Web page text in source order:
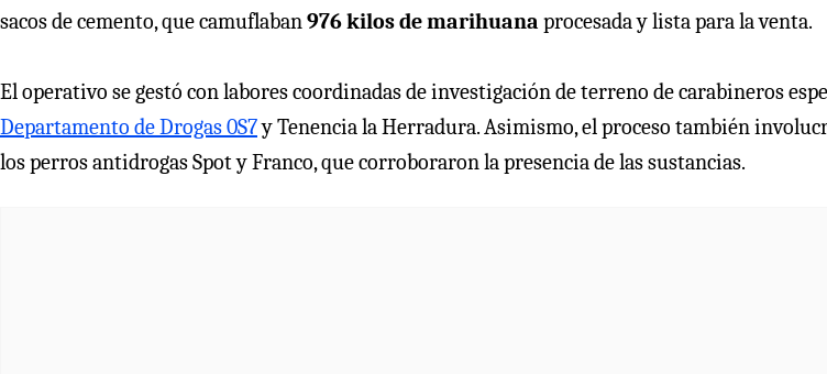
sacos de cemento, que camuflaban976 kilos de marihuana procesada y lista para la venta.
El operativo se gestó con labores coordinadas de investigación de terreno de carabineros
Departamento de Drogas 0S7y Tenencia la Herradura. Asimismo, el proceso también
los perros antidrogas Spot y Franco, que corroboraron la presencia de las sustancias.